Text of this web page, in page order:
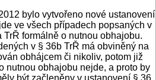
bylo vytvořeno nové ustanovení
ve všech případech popsaných v
formálně o nutnou obhajobu.
v § 36b TrŘ má obviněný na
obhájcem či nikoliv, potom již
nutnou obhajobu nejde, a proto by
být začleněny v ustanovení § 36